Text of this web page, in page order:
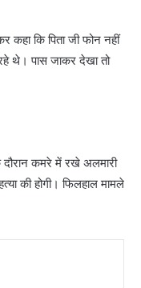
कहा कि पिता जी फोन नहीं
थे। पास जाकर देखा तो
कमरे में रखे अलमारी
की होगी। फिलहाल मामले